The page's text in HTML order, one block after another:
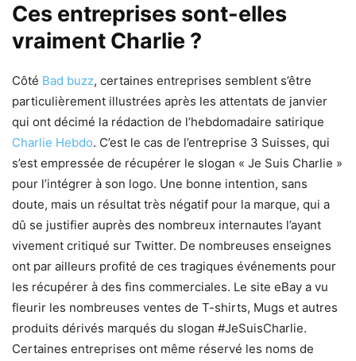
Ces entreprises sont-elles
vraiment Charlie ?
Côté Bad buzz, certaines entreprises semblent s’être
particulièrement illustrées après les attentats de janvier
qui ont décimé la rédaction de l’hebdomadaire satirique
Charlie Hebdo. C’est le cas de l’entreprise 3 Suisses, qui
s’est empressée de récupérer le slogan « Je Suis Charlie »
pour l’intégrer à son logo. Une bonne intention, sans
doute, mais un résultat très négatif pour la marque, qui a
dû se justifier auprès des nombreux internautes l’ayant
vivement critiqué sur Twitter. De nombreuses enseignes
ont par ailleurs profité de ces tragiques événements pour
les récupérer à des fins commerciales. Le site eBay a vu
fleurir les nombreuses ventes de T-shirts, Mugs et autres
produits dérivés marqués du slogan #JeSuisCharlie.
Certaines entreprises ont même réservé les noms de